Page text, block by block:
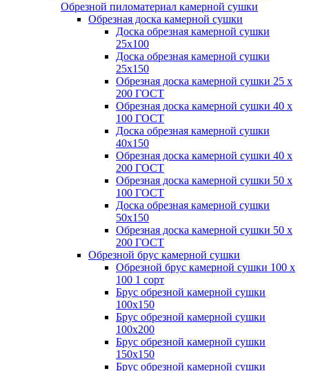
Обрезной пиломатериал камерной сушки
Обрезная доска камерной сушки
Доска обрезная камерной сушки
25х100
Доска обрезная камерной сушки
25х150
Обрезная доска камерной сушки 25 х
200 ГОСТ
Обрезная доска камерной сушки 40 х
100 ГОСТ
Доска обрезная камерной сушки
40х150
Обрезная доска камерной сушки 40 х
200 ГОСТ
Обрезная доска камерной сушки 50 х
100 ГОСТ
Доска обрезная камерной сушки
50х150
Обрезная доска камерной сушки 50 х
200 ГОСТ
Обрезной брус камерной сушки
Обрезной брус камерной сушки 100 х
100 1 сорт
Брус обрезной камерной сушки
100х150
Брус обрезной камерной сушки
100х200
Брус обрезной камерной сушки
150х150
Брус обрезной камерной сушки